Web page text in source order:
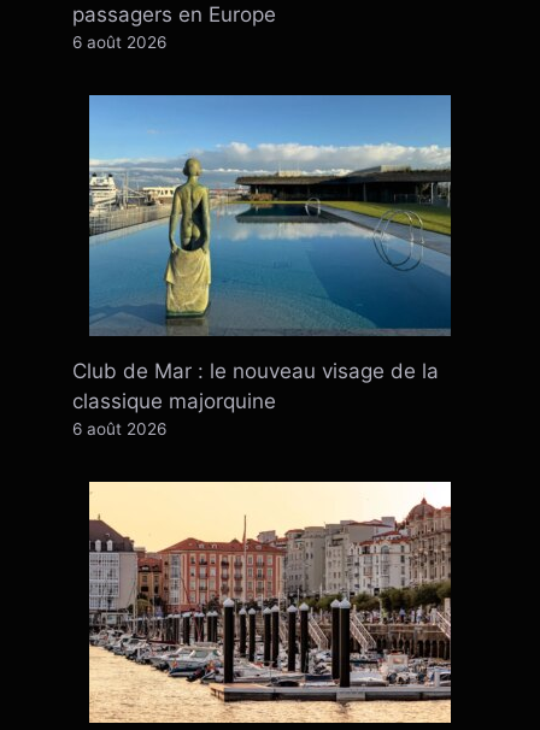
passagers en Europe
6 août 2026
Club de Mar : le nouveau visage de la
classique majorquine
6 août 2026